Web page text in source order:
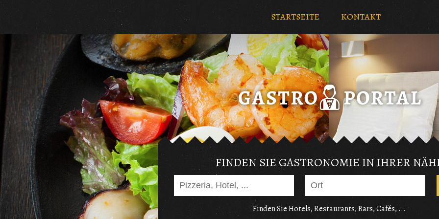
STARTSEITE KONTAKT
FINDEN SIE GASTRONOMIE IN IHRER
Finden Sie Hotels, Restaurants, Bars, Cafés, ...